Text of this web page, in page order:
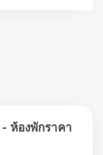
ห้องพักราคา